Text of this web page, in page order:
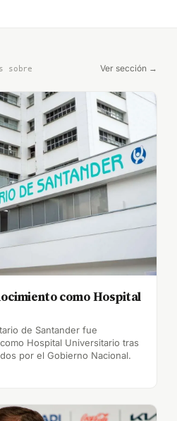
sobre Ver sección →
como Hospital
de Santander fue
Hospital Universitario tras
por el Gobierno Nacional.